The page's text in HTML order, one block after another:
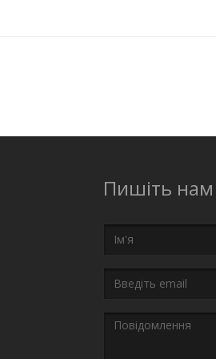
Пишіть нам
Повідомлення